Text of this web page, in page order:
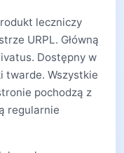
leczniczy
URPL. Główną
Dostępny w
twarde. Wszystkie
pochodzą z
regularnie